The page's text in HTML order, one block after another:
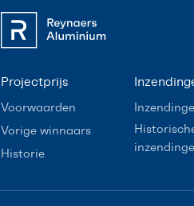
Projectprijs
Voorwaarden
Vorige winnaars
Historie